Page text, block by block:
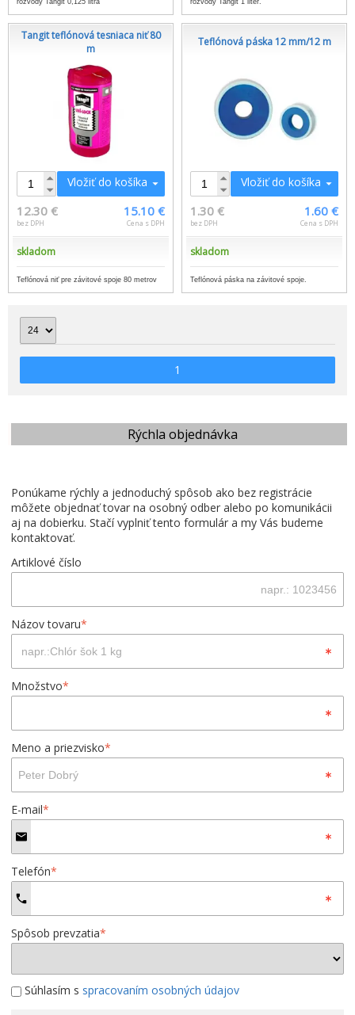
Rýchla objednávka
Ponúkame rýchly a jednoduchý spôsob ako bez registrácie
môžete objednať tovar na osobný odber alebo po komunikácii
aj na dobierku. Stačí vyplniť tento formulár a my Vás budeme
kontaktovať.
Artiklové číslo
Názov tovaru*
Množstvo*
Meno a priezvisko*
E-mail*
Telefón*
Spôsob prevzatia*
Súhlasím s spracovaním osobných údajov
Tangit teflónová tesniaca niť 80
m
Vložiť do košíka
12.30 €
bez DPH
15.10 €
Cena s DPH
skladom
Teflónová niť pre závitové spoje 80 metrov
Teflónová páska 12 mm/12 m
Vložiť do košíka
1.30 €
bez DPH
1.60 €
Cena s DPH
skladom
Teflónová páska na závitové spoje.
1